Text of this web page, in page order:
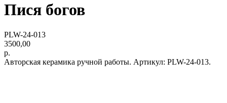
Пися богов
PLW-24-013
3500,00
р.
Авторская керамика ручной работы. Артикул: PLW-24-013.